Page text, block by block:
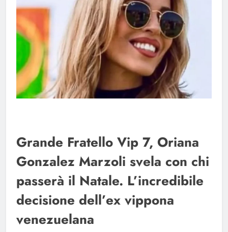
Grande Fratello Vip 7, Oriana
Gonzalez Marzoli svela con chi
passerà il Natale. L’incredibile
decisione dell’ex vippona
venezuelana